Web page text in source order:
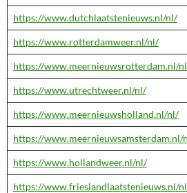
https://www.dutchlaatstenieuws.nl/nl/
https://www.rotterdamweer.nl/nl/
https://www.meernieuwsrotterdam.nl/
https://www.utrechtweer.nl/nl/
https://www.meernieuwsholland.nl/nl/
https://www.meernieuwsamsterdam.nl/
https://www.hollandweer.nl/nl/
https://www.frieslandlaatstenieuws.nl/